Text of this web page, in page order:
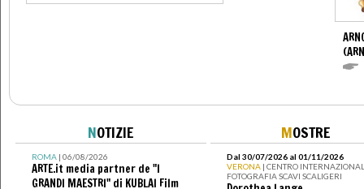
NOTIZIE
ROMA| 06/08/2026
ARTE.it media partner de "I
GRANDI MAESTRI" di KUBLAI Film
MOSTRE
Dal 30/07/2026 al 01/11/2026
VERONA | CENTRO
FOTOGRAFIA SCAVI SCALIGERI